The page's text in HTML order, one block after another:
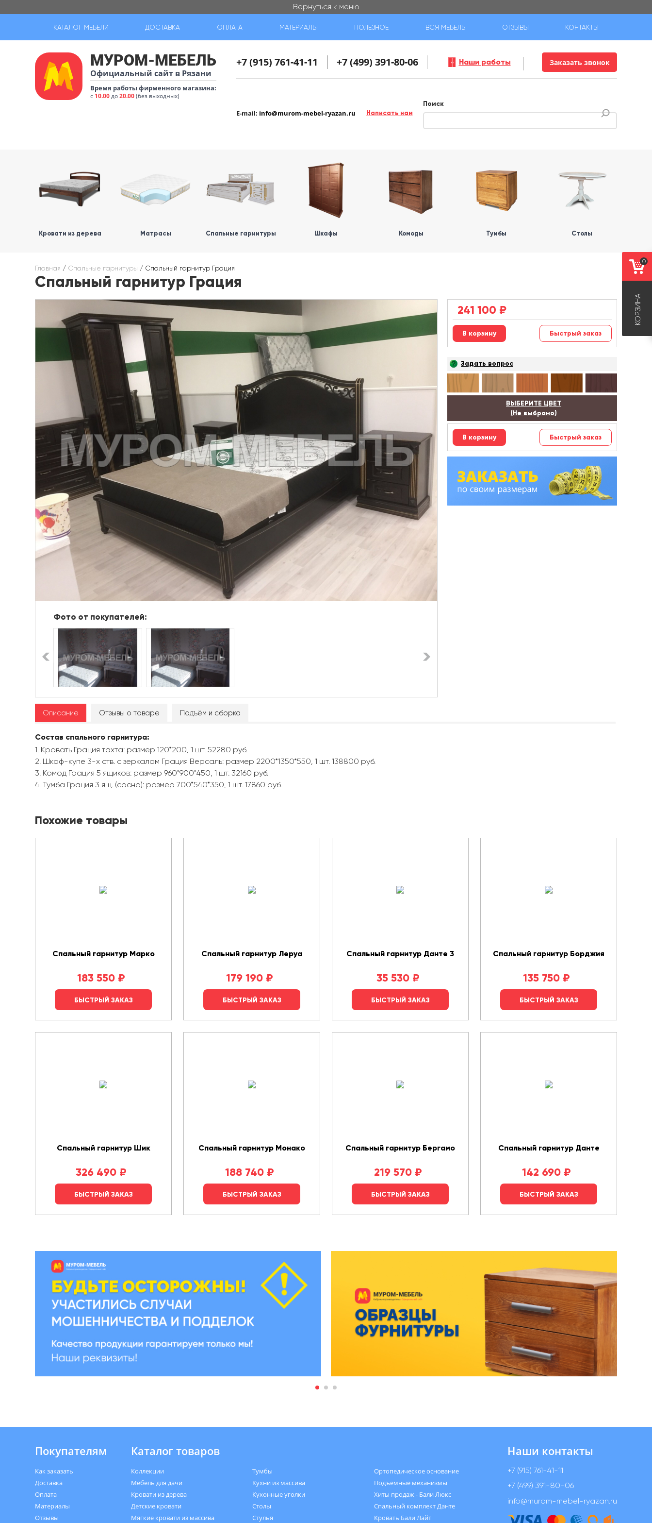
Вернуться к меню
КАТАЛОГ МЕБЕЛИ ДОСТАВКА ОПЛАТА МАТЕРИАЛЫ ПОЛЕЗНОЕ ВСЯ МЕБЕЛЬ ОТЗЫВЫ КОНТАКТЫ
МУРОМ-МЕБЕЛЬ
Официальный сайт в Рязани
Время работы фирменного магазина:
с 10.00до20.00(без выходных)
+7 (915) 761-41-11 +7 (499) 391-80-06 Наши работы Заказать звонок
E-mail: info@murom-mebel-ryazan.ru Написать нам
Поиск
Кровати из дерева Матрасы Спальные гарнитуры Шкафы Комоды Тумбы Столы
Главная / Спальные гарнитуры / Спальный гарнитур Грация
Спальный гарнитур Грация
Фото от покупателей:
241 100 ₽
Быстрый заказ
Задать вопрос
ВЫБЕРИТЕ ЦВЕТ
(Не выбрано)
Быстрый заказ
Описание Отзывы о товаре Подъём и сборка
Состав спального гарнитура:
1. Кровать Грация тахта: размер 120*200, 1 шт. 52280 руб.
2. Шкаф-купе 3-х ств. с зеркалом Грация Версаль: размер 2200*1350*550, 1 шт. 138800 руб.
3. Комод Грация 5 ящиков: размер 960*900*450, 1 шт. 32160 руб.
4. Тумба Грация 3 ящ. (сосна): размер 700*540*350, 1 шт. 17860 руб.
Похожие товары
Спальный гарнитур Марко
183 550 ₽
БЫСТРЫЙ ЗАКАЗ
Спальный гарнитур Леруа
179 190 ₽
БЫСТРЫЙ ЗАКАЗ
Спальный гарнитур Данте 3
35 530 ₽
БЫСТРЫЙ ЗАКАЗ
Спальный гарнитур Борджия
135 750 ₽
БЫСТРЫЙ ЗАКАЗ
Спальный гарнитур Шик
326 490 ₽
БЫСТРЫЙ ЗАКАЗ
Спальный гарнитур Монако
188 740 ₽
БЫСТРЫЙ ЗАКАЗ
Спальный гарнитур Бергамо
219 570 ₽
БЫСТРЫЙ ЗАКАЗ
Спальный гарнитур Данте
142 690 ₽
БЫСТРЫЙ ЗАКАЗ
Покупателям
Как заказать
Доставка
Оплата
Материалы
Отзывы
Каталог товаров
Коллекции
Мебель для дачи
Кровати из дерева
Детские кровати
Мягкие кровати из массива
Тумбы
Кухни из массива
Кухонные уголки
Столы
Стулья
Ортопедическое основание
Подъёмные механизмы
Хиты продаж - Бали Люкс
Спальный комплект Данте
Кровать Бали Лайт
Наши контакты
+7 (915) 761-41-11
+7 (499) 391-80-06
info@murom-mebel-ryazan.ru
0
КОРЗИНА